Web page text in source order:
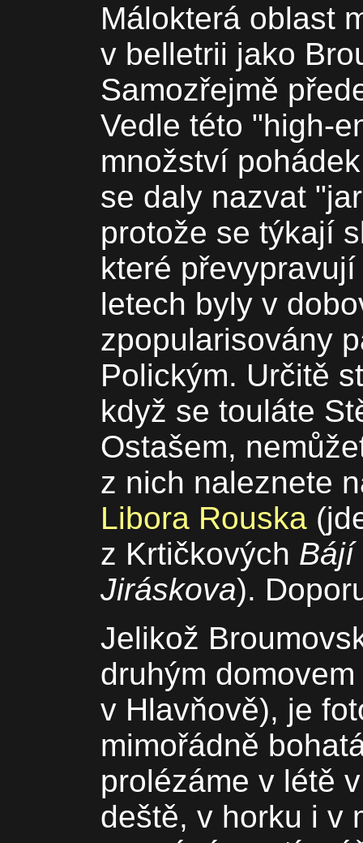
Málokterá oblast
v belletrii jako
Samozřejmě
Vedle této "high-
množství
se daly nazvat
protože se týkají
které
letech byly v
zpopularisovány
Polickým. Určitě
když se touláte
Ostašem,
z nich naleznete
Libora Rouska
z Krtičkových Bájí
Jiráskova).
Jelikož
druhým
v Hlavňově), je
mimořádně
prolézáme v létě
deště, v horku i v